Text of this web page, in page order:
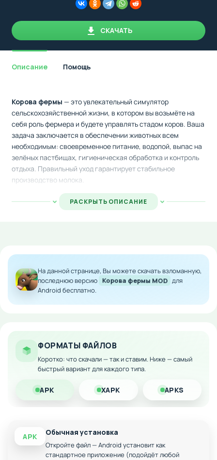
СКАЧАТЬ
Описание Помощь
Корова фермы — это увлекательный симулятор
сельскохозяйственной жизни, в котором вы возьмёте на
себя роль фермера и будете управлять стадом коров. Ваша
задача заключается в обеспечении животных всем
необходимым: своевременное питание, водопой, выпас на
зелёных пастбищах, гигиеническая обработка и контроль
отдыха. Правильный уход гарантирует стабильное
производство молока.
При грамотном управлении хозяйством коровы начнут
активно давать молоко, которое можно выгодно
животных. Каждое правильное решение приносит вам
хозяйства.
Особенности мода:
Мгновенное приобретение улучшений и
расширений
Ускоренное накопление ресурсов
финансовых ограничений
Скачайте модифицированную версию на Android и
РАСКРЫТЬ ОПИСАНИЕ
На данной странице, Вы можете скачать взломанную,
последнюю версию Корова фермы MOD для
Android бесплатно.
ФОРМАТЫ ФАЙЛОВ
Коротко: что скачали — так и ставим. Ниже — самый
быстрый вариант для каждого типа.
APK XAPK APKS
APK Обычная установка
Откройте файл — Android установит как
стандартное приложение (подойдёт любой